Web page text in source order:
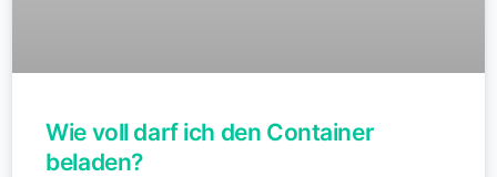
Wie voll darf ich den Container
beladen?